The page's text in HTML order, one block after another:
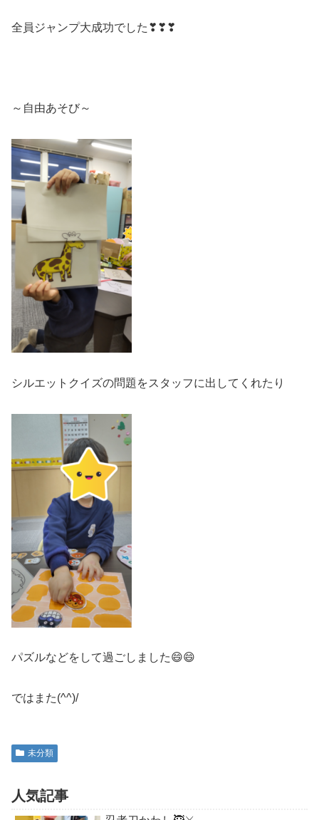
全員ジャンプ大成功でした❣❣❣
～自由あそび～
シルエットクイズの問題をスタッフに出してくれたり
パズルなどをして過ごしました😄😄
ではまた(^^)/
未分類
人気記事